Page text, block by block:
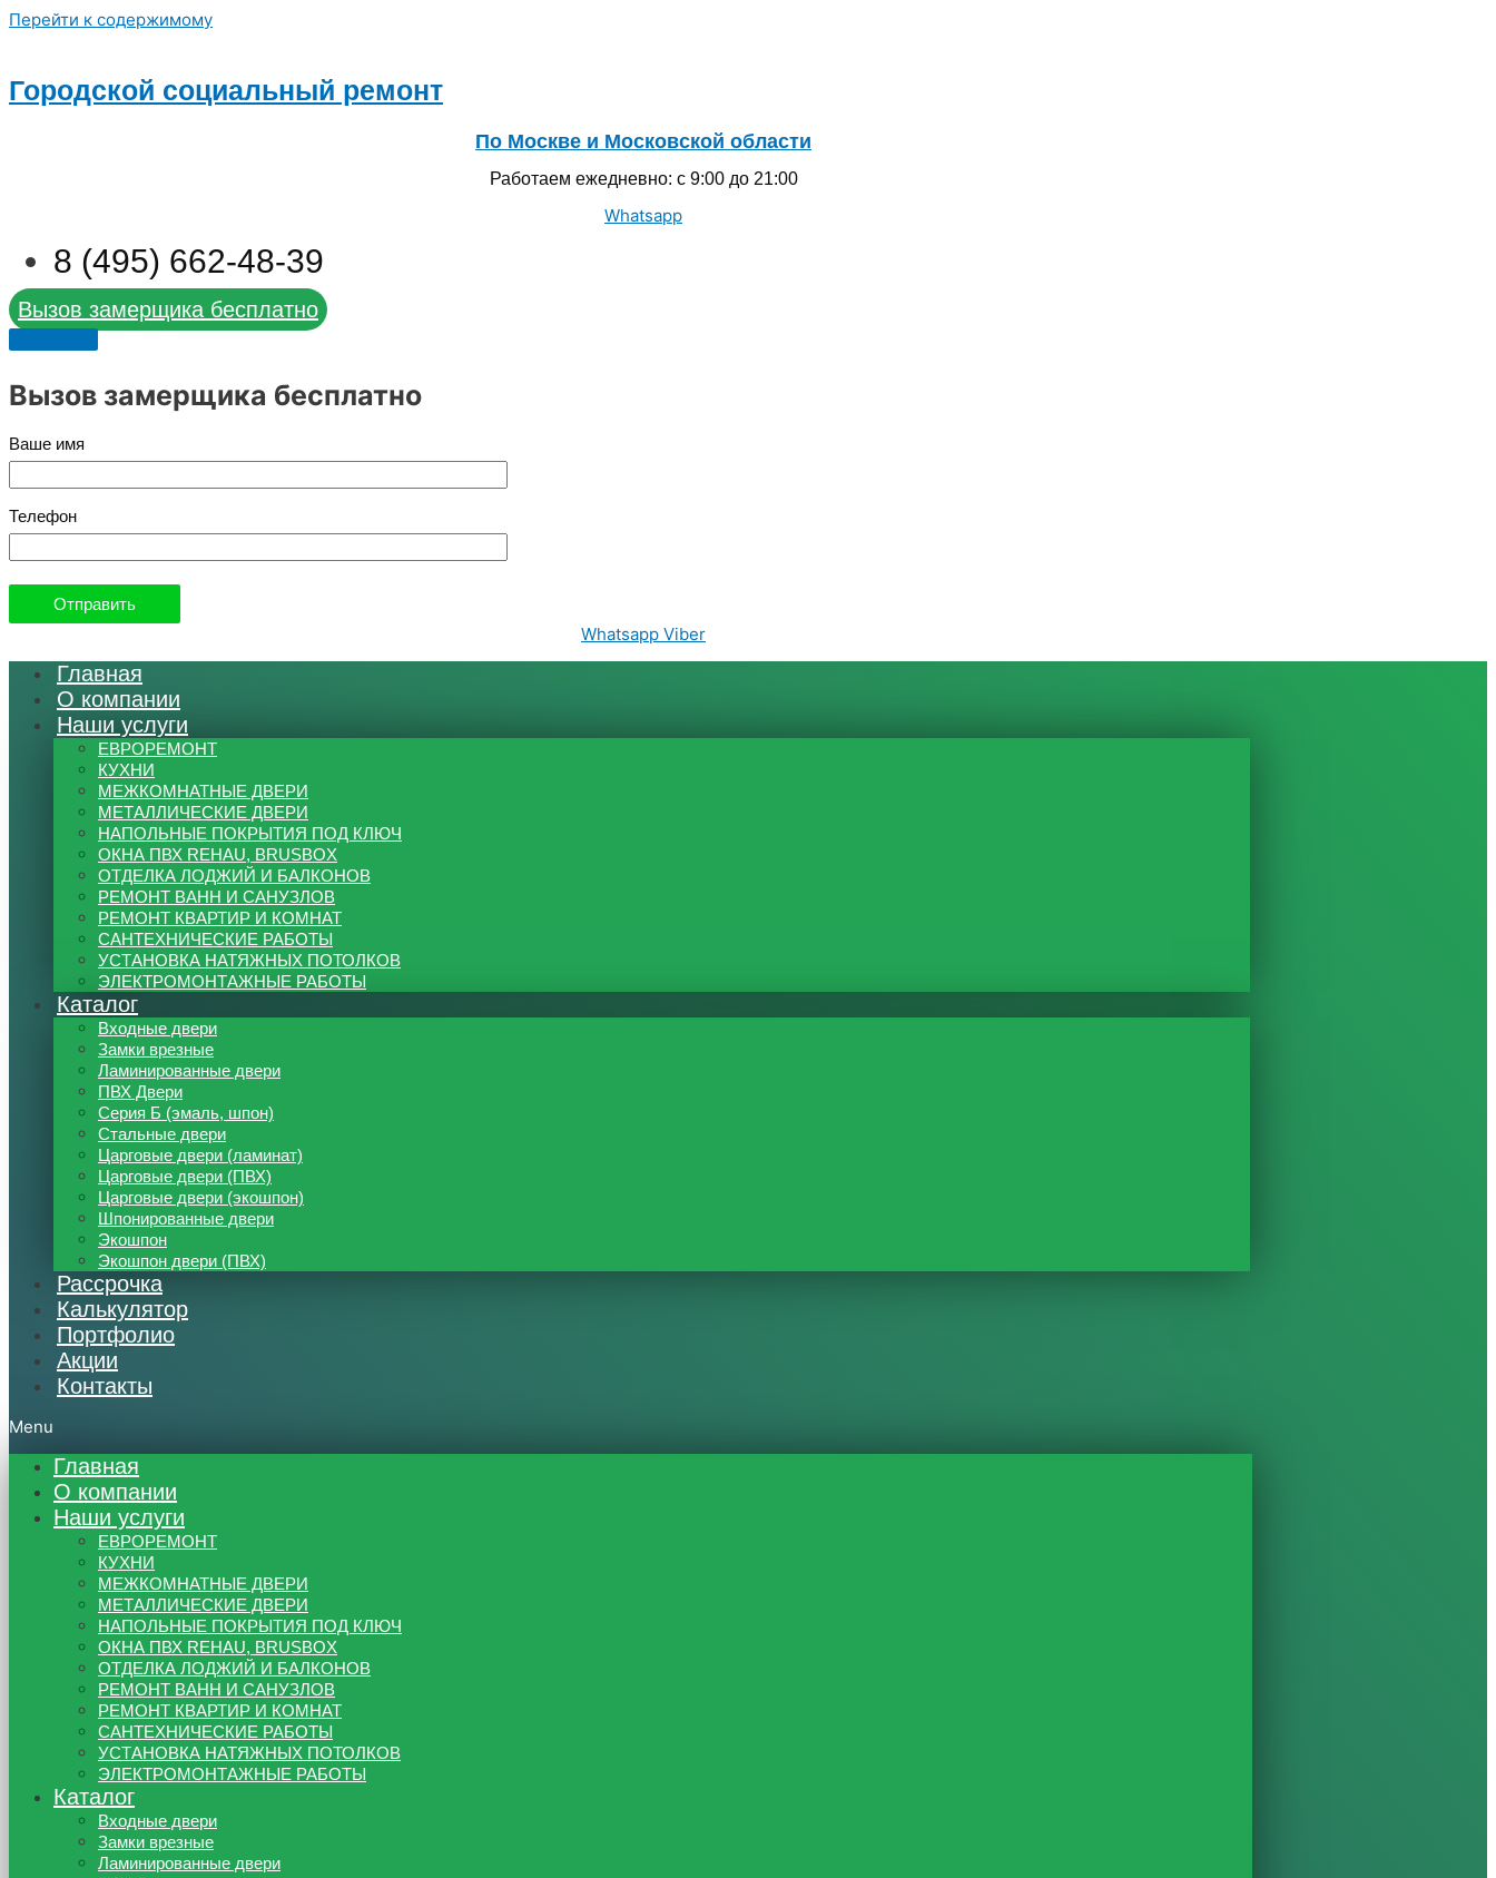
Перейти к содержимому
Городской социальный ремонт
По Москве и Московской области
Работаем ежедневно: с 9:00 до 21:00
Whatsapp
8 (495) 662-48-39
Вызов замерщика бесплатно
Вызов замерщика бесплатно
Ваше имя
Телефон
Whatsapp Viber
Главная
О компании
Наши услуги
ЕВРОРЕМОНТ
КУХНИ
МЕЖКОМНАТНЫЕ ДВЕРИ
МЕТАЛЛИЧЕСКИЕ ДВЕРИ
НАПОЛЬНЫЕ ПОКРЫТИЯ ПОД КЛЮЧ
ОКНА ПВХ REHAU, BRUSBOX
ОТДЕЛКА ЛОДЖИЙ И БАЛКОНОВ
РЕМОНТ ВАНН И САНУЗЛОВ
РЕМОНТ КВАРТИР И КОМНАТ
САНТЕХНИЧЕСКИЕ РАБОТЫ
УСТАНОВКА НАТЯЖНЫХ ПОТОЛКОВ
ЭЛЕКТРОМОНТАЖНЫЕ РАБОТЫ
Каталог
Входные двери
Замки врезные
Ламинированные двери
ПВХ Двери
Серия Б (эмаль, шпон)
Стальные двери
Царговые двери (ламинат)
Царговые двери (ПВХ)
Царговые двери (экошпон)
Шпонированные двери
Экошпон
Экошпон двери (ПВХ)
Рассрочка
Калькулятор
Портфолио
Акции
Контакты
Menu
Главная
О компании
Наши услуги
ЕВРОРЕМОНТ
КУХНИ
МЕЖКОМНАТНЫЕ ДВЕРИ
МЕТАЛЛИЧЕСКИЕ ДВЕРИ
НАПОЛЬНЫЕ ПОКРЫТИЯ ПОД КЛЮЧ
ОКНА ПВХ REHAU, BRUSBOX
ОТДЕЛКА ЛОДЖИЙ И БАЛКОНОВ
РЕМОНТ ВАНН И САНУЗЛОВ
РЕМОНТ КВАРТИР И КОМНАТ
САНТЕХНИЧЕСКИЕ РАБОТЫ
УСТАНОВКА НАТЯЖНЫХ ПОТОЛКОВ
ЭЛЕКТРОМОНТАЖНЫЕ РАБОТЫ
Каталог
Входные двери
Замки врезные
Ламинированные двери